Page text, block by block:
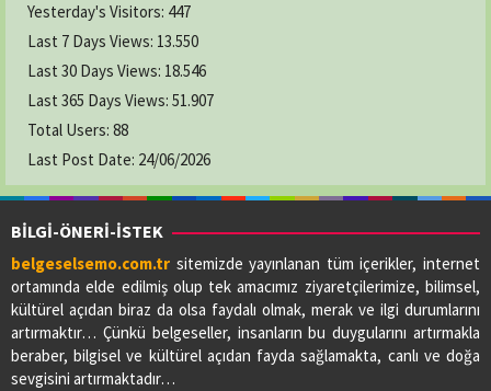
Yesterday's Visitors: 447
Last 7 Days Views: 13.550
Last 30 Days Views: 18.546
Last 365 Days Views: 51.907
Total Users: 88
Last Post Date: 24/06/2026
BİLGİ-ÖNERİ-İSTEK
belgeselsemo.com.tr sitemizde yayınlanan tüm içerikler, internet
ortamında elde edilmiş olup tek amacımız ziyaretçilerimize, bilimsel,
kültürel açıdan biraz da olsa faydalı olmak, merak ve ilgi durumlarını
artırmaktır… Çünkü belgeseller, insanların bu duygularını artırmakla
beraber, bilgisel ve kültürel açıdan fayda sağlamakta, canlı ve doğa
sevgisini artırmaktadır…